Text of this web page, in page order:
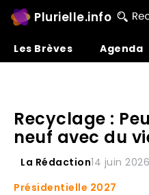
Plurielle.info
Les Brèves Agenda
Recyclage :
neuf avec du
La Rédaction14 juin 2026
Présidentielle 2027